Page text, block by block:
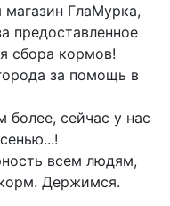
ГлаМурка,
предоставленное
сбора кормов!
за помощь в
сейчас у нас
всем людям,
Держимся.